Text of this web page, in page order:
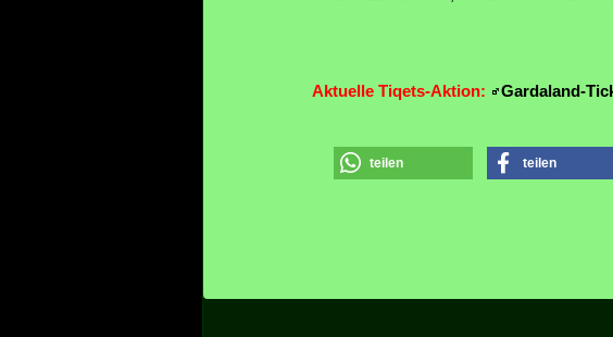
Aktuelle Tiqets-Aktion: Gardaland-
teilen teilen